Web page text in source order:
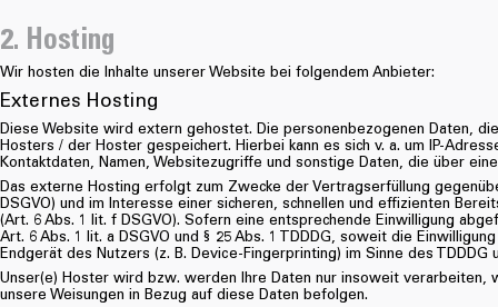
2. Hosting
Wir hosten die Inhalte unserer Website bei folgendem Anbieter:
Externes Hosting
Diese Website wird extern gehostet. Die personenbezogenen Daten,
Hosters / der Hoster gespeichert. Hierbei kann es sich v. a. um IP-
Kontaktdaten, Namen, Websitezugriffe und sonstige Daten, die über
Das externe Hosting erfolgt zum Zwecke der Vertragserfüllung
DSGVO) und im Interesse einer sicheren, schnellen und effizienten
(Art. 6 Abs. 1 lit. f DSGVO). Sofern eine entsprechende Einwilligung
Art. 6 Abs. 1 lit. a DSGVO und § 25 Abs. 1 TDDDG, soweit die
Endgerät des Nutzers (z. B. Device-Fingerprinting) im Sinne des
Unser(e) Hoster wird bzw. werden Ihre Daten nur insoweit
unsere Weisungen in Bezug auf diese Daten befolgen.